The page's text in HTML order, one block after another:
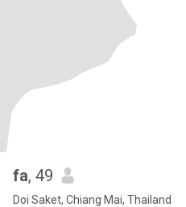
fa, 49
Doi Saket, Chiang Mai, Thailand